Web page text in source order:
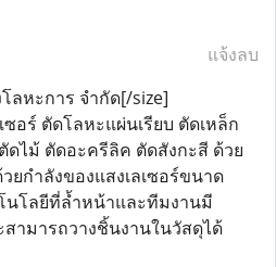
แจ้งลบ
ลหะการ จำกัด[/size]
อร์ ตัดโลหะแผ่นเรียบ ตัดเหล็ก
ดไม้ ตัดอะครีลิค ตัดสังกะสี ด้วย
ยกำลังของแสงเลเซอร์ขนาด
นโลยีที่ล้ำหน้าและทีมงานมี
ามารถวางชิ้นงานในวัสดุได้